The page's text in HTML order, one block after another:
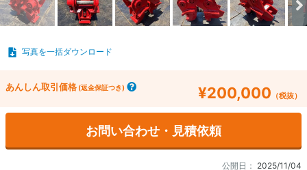
写真を一括ダウンロード
あんしん取引価格 (返金保証つき) ¥200,000 （税抜）
お問い合わせ・見積依頼
公開日： 2025/11/04